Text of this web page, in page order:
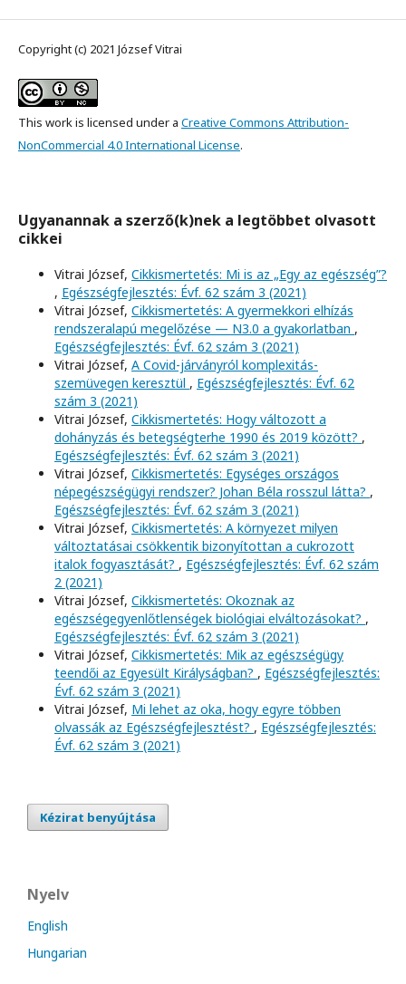
Copyright (c) 2021 József Vitrai
This work is licensed under a Creative Commons Attribution-
NonCommercial 4.0 International License.
Ugyanannak a szerző(k)nek a legtöbbet olvasott
cikkei
Vitrai József, Cikkismertetés: Mi is az „Egy az egészség”?
, Egészségfejlesztés: Évf. 62 szám 3 (2021)
Vitrai József, Cikkismertetés: A gyermekkori elhízás
rendszeralapú megelőzése — N3.0 a gyakorlatban ,
Egészségfejlesztés: Évf. 62 szám 3 (2021)
Vitrai József, A Covid-járványról komplexitás-
szemüvegen keresztül , Egészségfejlesztés: Évf. 62
szám 3 (2021)
Vitrai József, Cikkismertetés: Hogy változott a
dohányzás és betegségterhe 1990 és 2019 között? ,
Egészségfejlesztés: Évf. 62 szám 3 (2021)
Vitrai József, Cikkismertetés: Egységes országos
népegészségügyi rendszer? Johan Béla rosszul látta? ,
Egészségfejlesztés: Évf. 62 szám 3 (2021)
Vitrai József, Cikkismertetés: A környezet milyen
változtatásai csökkentik bizonyítottan a cukrozott
italok fogyasztását? , Egészségfejlesztés: Évf. 62 szám
2 (2021)
Vitrai József, Cikkismertetés: Okoznak az
egészségegyenlőtlenségek biológiai elváltozásokat? ,
Egészségfejlesztés: Évf. 62 szám 3 (2021)
Vitrai József, Cikkismertetés: Mik az egészségügy
teendői az Egyesült Királyságban? , Egészségfejlesztés:
Évf. 62 szám 3 (2021)
Vitrai József, Mi lehet az oka, hogy egyre többen
olvassák az Egészségfejlesztést? , Egészségfejlesztés:
Évf. 62 szám 3 (2021)
Kézirat benyújtása
Nyelv
English
Hungarian